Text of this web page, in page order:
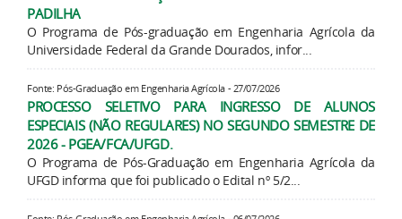
PADILHA
O Programa de Pós-graduação em Engenharia Agrícola da
Universidade Federal da Grande Dourados, infor...
Fonte: Pós-Graduação em Engenharia Agrícola - 27/07/2026
PROCESSO SELETIVO PARA INGRESSO DE ALUNOS
ESPECIAIS (NÃO REGULARES) NO SEGUNDO SEMESTRE DE
2026 - PGEA/FCA/UFGD.
O Programa de Pós-Graduação em Engenharia Agrícola da
UFGD informa que foi publicado o Edital nº 5/2...